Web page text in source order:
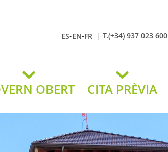
ES-EN-FR T.(+34) 937 023 600
OBERT CITA PRÈVIA